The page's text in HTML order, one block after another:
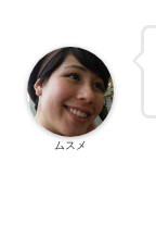
ムスメ